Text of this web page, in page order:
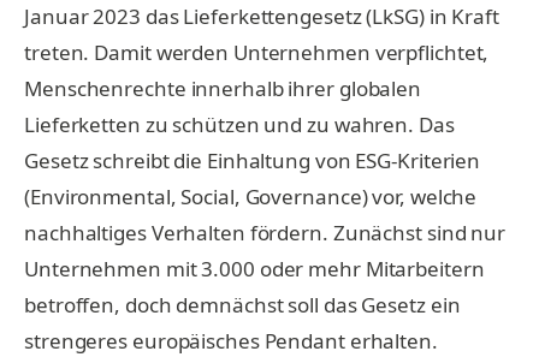
Januar 2023 das Lieferkettengesetz (LkSG) in Kraft
treten. Damit werden Unternehmen verpflichtet,
Menschenrechte innerhalb ihrer globalen
Lieferketten zu schützen und zu wahren. Das
Gesetz schreibt die Einhaltung von ESG-Kriterien
(Environmental, Social, Governance) vor, welche
nachhaltiges Verhalten fördern. Zunächst sind nur
Unternehmen mit 3.000 oder mehr Mitarbeitern
betroffen, doch demnächst soll das Gesetz ein
strengeres europäisches Pendant erhalten.